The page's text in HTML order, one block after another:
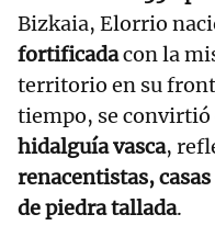
Bizkaia, Elorrio
fortificadacon la
territorio en su
tiempo, se convirtió
hidalguía vasca,
renacentistas,
de piedra tallada.